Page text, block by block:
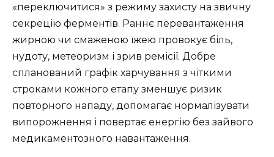
«переключитися» з режиму захисту на звичну
секрецію ферментів. Раннє перевантаження
жирною чи смаженою їжею провокує біль,
нудоту, метеоризм і зрив ремісії. Добре
спланований графік харчування з чіткими
строками кожного етапу зменшує ризик
повторного нападу, допомагає нормалізувати
випорожнення і повертає енергію без зайвого
медикаментозного навантаження.